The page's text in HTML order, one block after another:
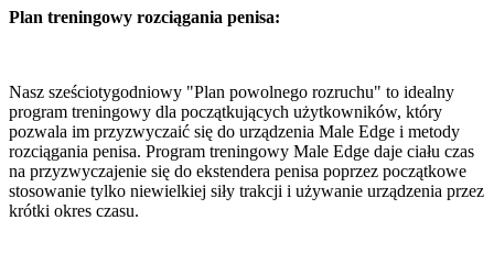
Plan treningowy rozciągania penisa:
Nasz sześciotygodniowy "Plan powolnego rozruchu" to idealny
program treningowy dla początkujących użytkowników, który
pozwala im przyzwyczaić się do urządzenia Male Edge i metody
rozciągania penisa. Program treningowy Male Edge daje ciału czas
na przyzwyczajenie się do ekstendera penisa poprzez początkowe
stosowanie tylko niewielkiej siły trakcji i używanie urządzenia przez
krótki okres czasu.